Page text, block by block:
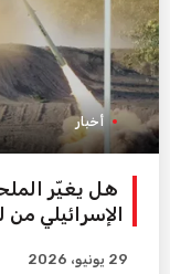
أخبار
هل يغيّر
الإسرائيلي من
29 يونيو، 2026